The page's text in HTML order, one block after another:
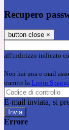
Recupero
button close ×
all'indirizzo indicato
Non hai una e-mail
tramite la Login
E-mail inviata, si
Errore